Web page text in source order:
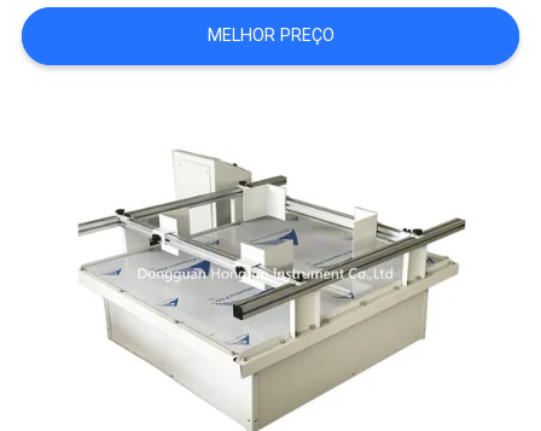
PRIVACY
MELHOR PREÇO